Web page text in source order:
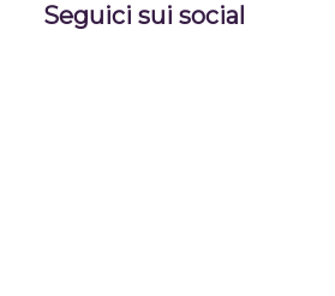
Seguici sui social